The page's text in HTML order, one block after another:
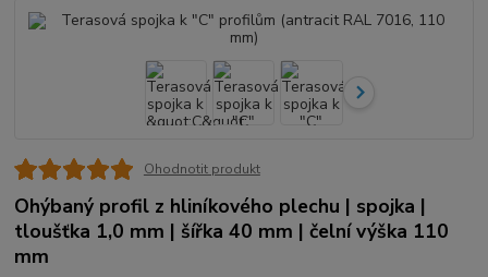
Ohodnotit produkt
Ohýbaný profil z hliníkového plechu | spojka |
tloušťka 1,0 mm | šířka 40 mm | čelní výška 110
mm